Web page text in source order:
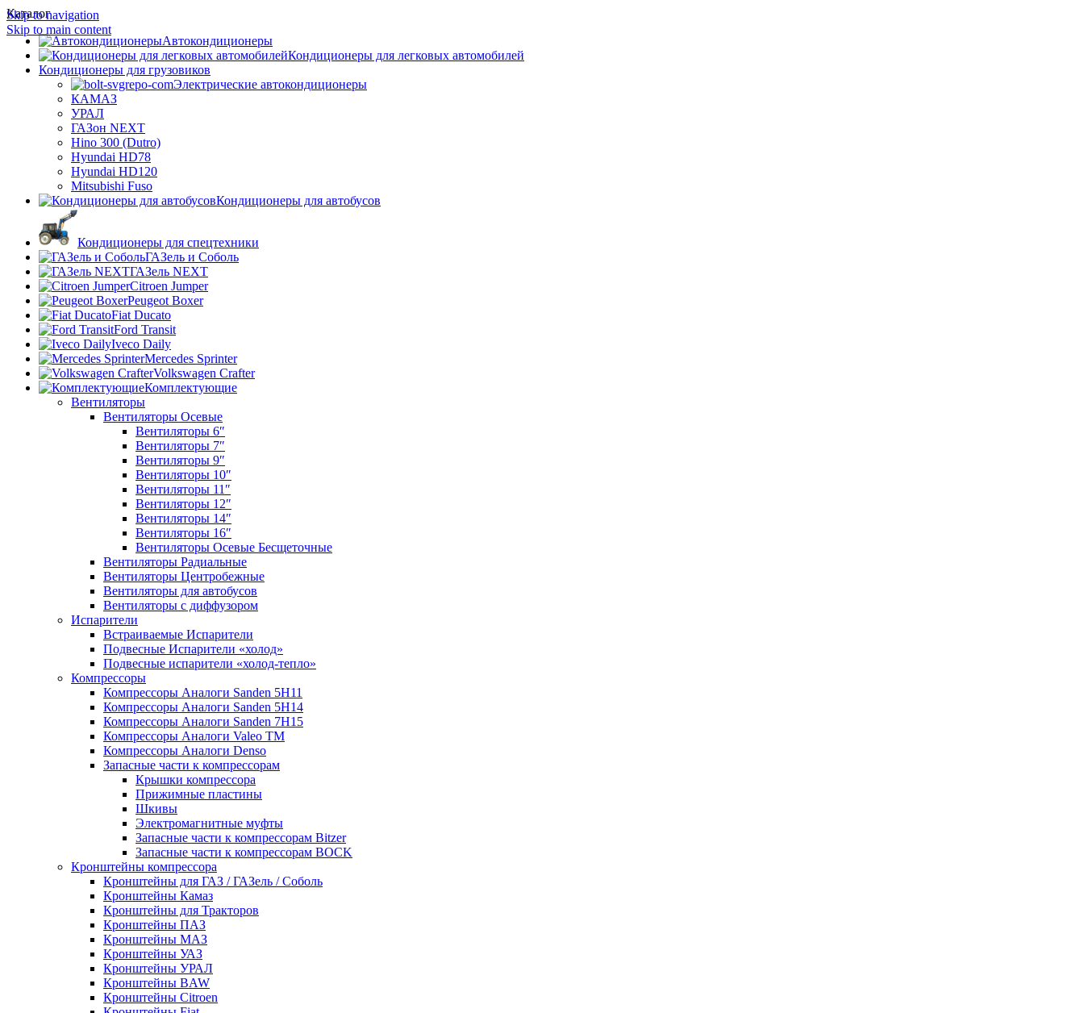
Skip to navigation
Skip to main content
Каталог
Автокондиционеры
Кондиционеры для легковых автомобилей
Кондиционеры для грузовиков
Электрические автокондиционеры
КАМАЗ
УРАЛ
ГАЗон NEXT
Hino 300 (Dutro)
Hyundai HD78
Hyundai HD120
Mitsubishi Fuso
Кондиционеры для автобусов
Кондиционеры для спецтехники
ГАЗель и Соболь
ГАЗель NEXT
Citroen Jumper
Peugeot Boxer
Fiat Ducato
Ford Transit
Iveco Daily
Mercedes Sprinter
Volkswagen Crafter
Комплектующие
Вентиляторы
Вентиляторы Осевые
Вентиляторы 6″
Вентиляторы 7″
Вентиляторы 9″
Вентиляторы 10″
Вентиляторы 11″
Вентиляторы 12″
Вентиляторы 14″
Вентиляторы 16″
Вентиляторы Осевые Бесщеточные
Вентиляторы Радиальные
Вентиляторы Центробежные
Вентиляторы для автобусов
Вентиляторы с диффузором
Испарители
Встраиваемые Испарители
Подвесные Испарители «холод»
Подвесные испарители «холод-тепло»
Компрессоры
Компрессоры Аналоги Sanden 5H11
Компрессоры Аналоги Sanden 5H14
Компрессоры Аналоги Sanden 7H15
Компрессоры Аналоги Valeo ТМ
Компрессоры Аналоги Denso
Запасные части к компрессорам
Крышки компрессора
Прижимные пластины
Шкивы
Электромагнитные муфты
Запасные части к компрессорам Bitzer
Запасные части к компрессорам BOCK
Кронштейны компрессора
Кронштейны для ГАЗ / ГАЗель / Соболь
Кронштейны Камаз
Кронштейны для Тракторов
Кронштейны ПАЗ
Кронштейны МАЗ
Кронштейны УАЗ
Кронштейны УРАЛ
Кронштейны BAW
Кронштейны Citroen